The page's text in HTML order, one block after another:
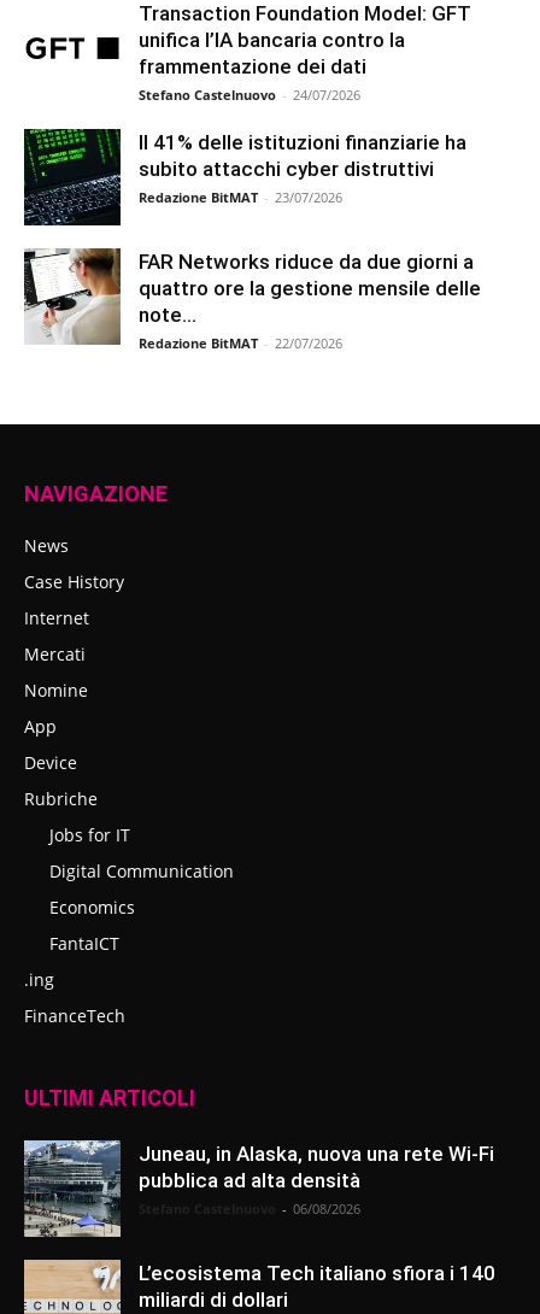
Transaction Foundation Model: GFT
unifica l’IA bancaria contro la
frammentazione dei dati
Stefano Castelnuovo - 24/07/2026
Il 41% delle istituzioni finanziarie ha
subito attacchi cyber distruttivi
Redazione BitMAT - 23/07/2026
FAR Networks riduce da due giorni a
quattro ore la gestione mensile delle
note...
Redazione BitMAT - 22/07/2026
NAVIGAZIONE
News
Case History
Internet
Mercati
Nomine
App
Device
Rubriche
Jobs for IT
Digital Communication
Economics
FantaICT
.ing
FinanceTech
ULTIMI ARTICOLI
Juneau, in Alaska, nuova una rete Wi-Fi
pubblica ad alta densità
- 06/08/2026
L’ecosistema Tech italiano sfiora i 140
miliardi di dollari